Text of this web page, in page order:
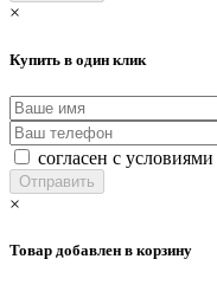
×
Купить в один клик
согласен с условиями
×
Товар добавлен в корзину